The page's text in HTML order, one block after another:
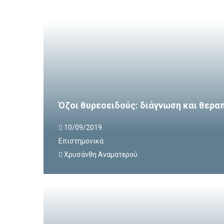
Όζοι θυρεοειδούς: διάγνωση και
10/09/2019
Επιστημονικά
Χρυσάνθη Αναματερού